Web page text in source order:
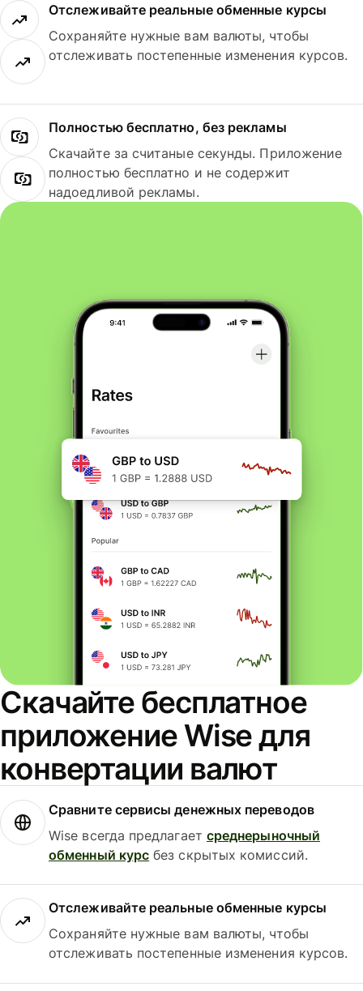
Отслеживайте реальные обменные курсы
Сохраняйте нужные вам валюты, чтобы
отслеживать постепенные изменения курсов.
Полностью бесплатно, без рекламы
Скачайте за считаные секунды. Приложение
полностью бесплатно и не содержит
надоедливой рекламы.
Скачайте бесплатное
приложение Wise для
конвертации валют
Сравните сервисы денежных переводов
Wise всегда предлагает среднерыночный
обменный курс без скрытых комиссий.
Отслеживайте реальные обменные курсы
Сохраняйте нужные вам валюты, чтобы
отслеживать постепенные изменения курсов.